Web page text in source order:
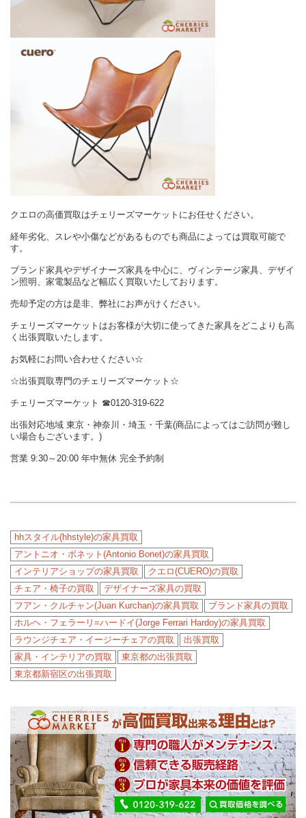
クエロの高価買取はチェリーズマーケットにお任せください。
経年劣化、スレや小傷などがあるものでも商品によっては買取可能で
す。
ブランド家具やデザイナーズ家具を中心に、ヴィンテージ家具、デザイ
ン照明、家電製品など幅広く買取いたしております。
売却予定の方は是非、弊社にお声がけください。
チェリーズマーケットはお客様が大切に使ってきた家具をどこよりも高
く出張買取いたします。
お気軽にお問い合わせください☆
☆出張買取専門のチェリーズマーケット☆
チェリーズマーケット ☎︎0120-319-622
出張対応地域 東京・神奈川・埼玉・千葉(商品によってはご訪問が難し
い場合もございます。)
営業 9:30～20:00 年中無休 完全予約制
hhスタイル(hhstyle)の家具買取
アントニオ・ボネット(Antonio Bonet)の家具買取
インテリアショップの家具買取
クエロ(CUERO)の買取
チェア・椅子の買取
デザイナーズ家具の買取
フアン・クルチャン(Juan Kurchan)の家具買取
ブランド家具の買取
ホルヘ・フェラーリ=ハードイ(Jorge Ferrari Hardoy)の家具買取
ラウンジチェア・イージーチェアの買取
出張買取
家具・インテリアの買取
東京都の出張買取
東京都新宿区の出張買取